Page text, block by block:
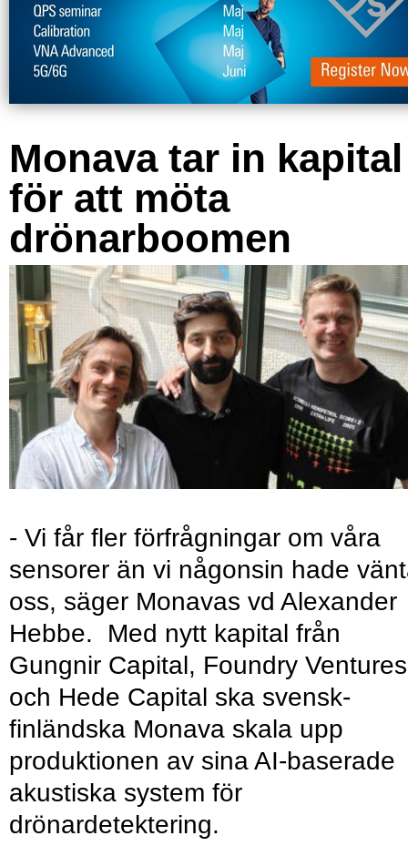
Monava tar in kapital
för att möta
drönarboomen
- Vi får fler förfrågningar om våra
sensorer än vi någonsin hade
oss, säger Monavas vd Alexander
Hebbe. Med nytt kapital från
Gungnir Capital, Foundry Ventures
och Hede Capital ska svensk-
finländska Monava skala upp
produktionen av sina AI-baserade
akustiska system för
drönardetektering.